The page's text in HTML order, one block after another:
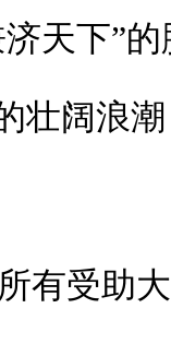
天下”
壮阔浪
有受助